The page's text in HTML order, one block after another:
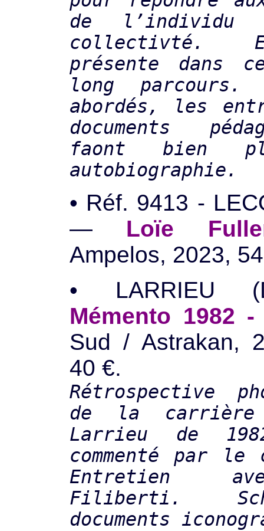
de
collectivté.
présente dans
long parcours.
abordés, les
documents
faont bien
autobiographie.
• Réf. 9413 -
— Loïe
Ampelos, 2023,
• LARRIEU
Mémento 1982 -
Sud / Astrakan,
40 €.
Rétrospective
de la carrière
Larrieu de
commenté par le
Entretien
Filiberti.
documents